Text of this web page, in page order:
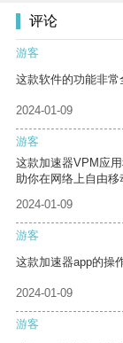
评论
游客
这款软件的功能非常
2024-01-09
游客
这款加速器VPM应
助你在网络上自由移
2024-01-09
游客
这款加速器app的操
2024-01-09
游客